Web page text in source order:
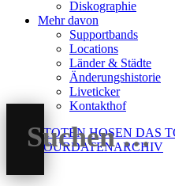
Diskographie
Mehr davon
Supportbands
Locations
Länder & Städte
Änderungshistorie
Liveticker
Kontakthof
DAS TOURDATENARCHIV